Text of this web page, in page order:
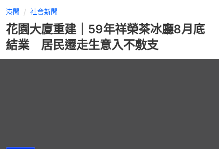
港聞 社會新聞
花園大廈重建｜59年祥榮茶冰廳8月底
結業 居民遷走生意入不敷支